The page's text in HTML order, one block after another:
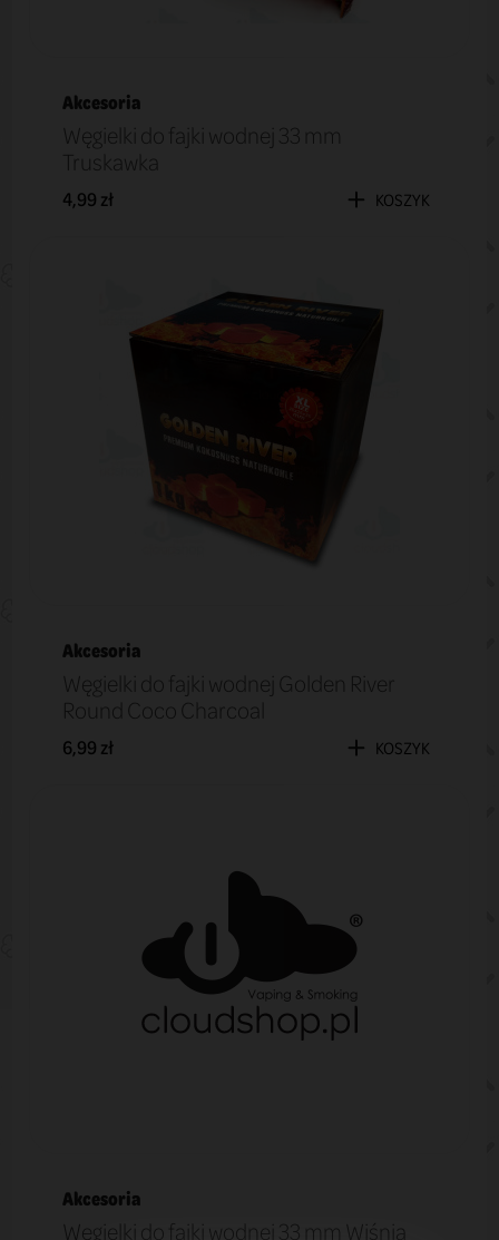
Akcesoria
Węgielki do fajki wodnej 33 mm
Truskawka
4,99 zł KOSZYK
Akcesoria
Węgielki do fajki wodnej Golden River
Round Coco Charcoal
6,99 zł KOSZYK
Akcesoria
Węgielki do fajki wodnej 33 mm Wiśnia